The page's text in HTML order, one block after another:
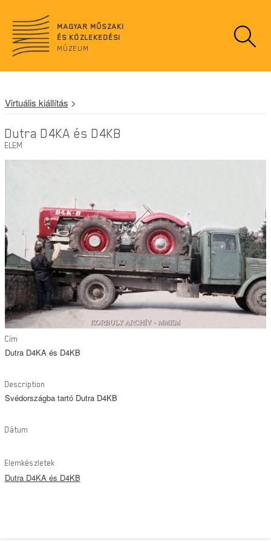
a
MAGYAR MŰSZAKI
ÉS KÖZLEKEDÉSI
MÚZEUM
Virtuális kiállítás >
Dutra D4KA és D4KB
ELEM
Cím
Dutra D4KA és D4KB
Description
Svédországba tartó Dutra D4KB
Dátum
Elemkészletek
Dutra D4KA és D4KB